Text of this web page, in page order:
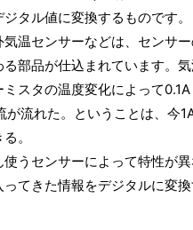
タル値に変換するものです。
温センサーなどは、センサ
る部品が仕込まれています。
ミスタの温度変化によって
が流れた。ということは、今
。
うセンサーによって特性が
てきた情報をデジタルに変